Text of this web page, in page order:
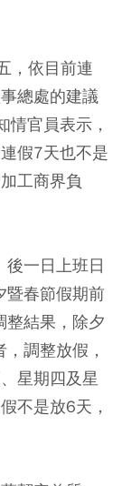
，依目前連
總處的建議
官員表示，
假7天也不是
工商界負
一日上班日
暨春節假期前
整結果，除夕
調整放假，
星期四及星
不是放6天，